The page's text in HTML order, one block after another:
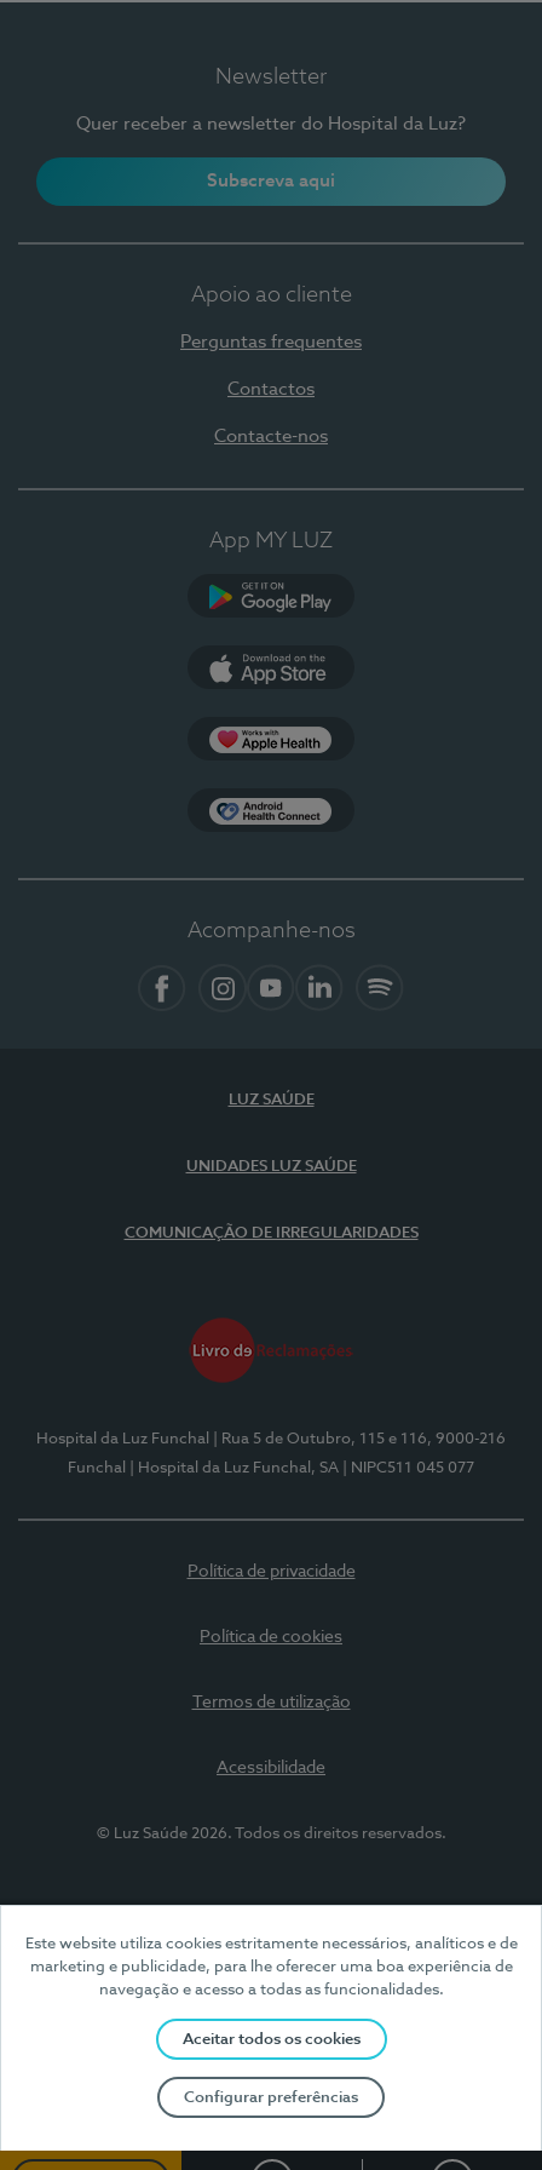
Este website utiliza cookies estritamente necessários, analíticos e de
marketing e publicidade, para lhe oferecer uma boa experiência de
navegação e acesso a todas as funcionalidades.
Aceitar todos os cookies
Configurar preferências
Newsletter
Quer receber a newsletter do Hospital da Luz?
Subscreva aqui
Apoio ao cliente
Perguntas frequentes
Contactos
Contacte-nos
App MY LUZ
Acompanhe-nos
LUZ SAÚDE
UNIDADES LUZ SAÚDE
COMUNICAÇÃO DE IRREGULARIDADES
Hospital da Luz Funchal
| Rua 5 de Outubro, 115 e 116, 9000-216
Funchal
| Hospital da Luz Funchal, SA | NIPC511 045 077
Política de privacidade
Política de cookies
Termos de utilização
Acessibilidade
© Luz Saúde 2026. Todos os direitos reservados.